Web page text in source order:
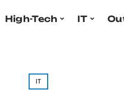
High-Tech IT
IT